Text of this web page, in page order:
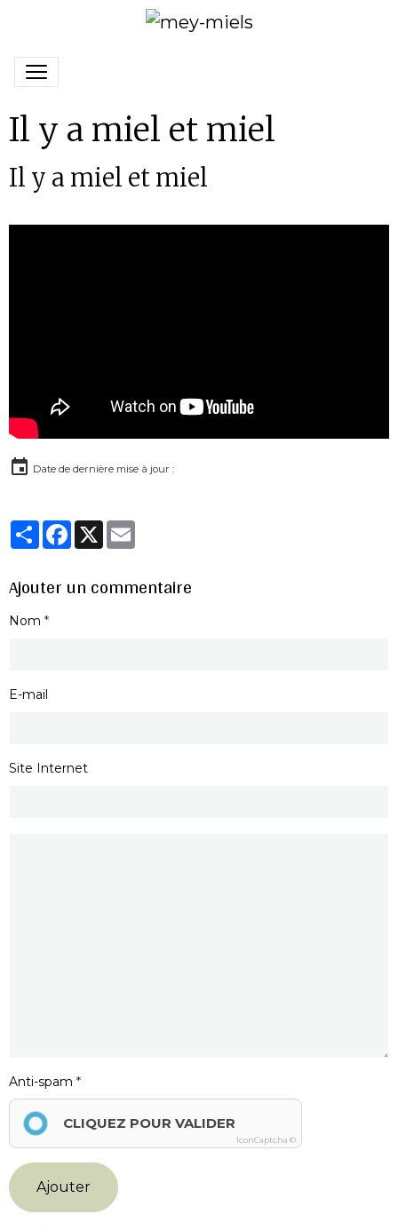
Il y a miel et miel
Il y a miel et miel
Date de dernière mise à jour :
PartagerFacebook
X
Ajouter un commentaire
Nom
E-mail
Site Internet
Anti-spam
CLIQUEZ POUR VALIDER
IconCaptcha ©
Ajouter